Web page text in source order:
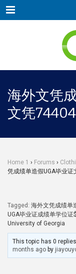
Menu
海外文凭
文凭
Home 1 › Forums ›
凭成绩单造假UGA毕业
Tagged: 海外文凭成绩单
UGA毕业证成绩单学位
University of Georgia
This topic has 0
months ago by